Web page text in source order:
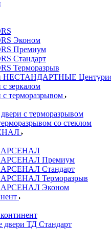
Эконом
Премиум
Стандарт
Терморазрыв
НЕСТАНДАРТНЫЕ
зеркалом
терморазрывом
с терморазрывом
со стеклом
АРСЕНАЛ
АРСЕНАЛ Премиум
АРСЕНАЛ Стандарт
АРСЕНАЛ Терморазрыв
АРСЕНАЛ Эконом
двери ТД Стандарт